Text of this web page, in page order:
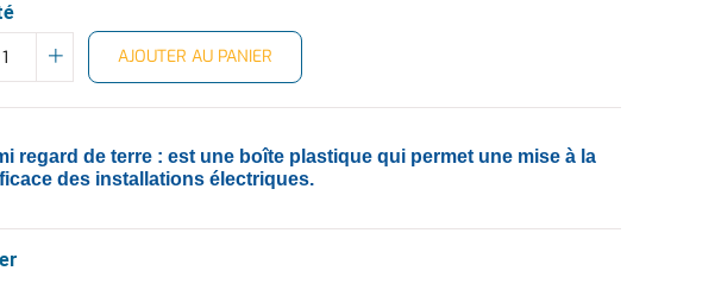
AJOUTER AU PANIER
regard de terre : est une boîte plastique qui permet une mise à la
des installations électriques.